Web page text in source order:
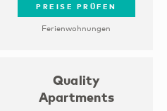
PREISE PRÜFEN
Ferienwohnungen
Quality
Apartments